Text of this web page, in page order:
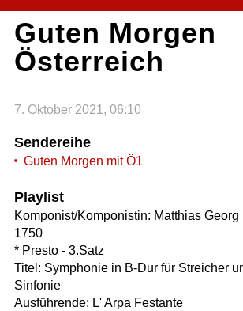
Guten Morgen
Österreich
7. Oktober 2021, 06:10
Sendereihe
Guten Morgen mit Ö1
Playlist
Komponist/Komponistin: Matthias Georg
1750
* Presto - 3.Satz
Titel: Symphonie in B-Dur für Streicher
Sinfonie
Ausführende: L' Arpa Festante